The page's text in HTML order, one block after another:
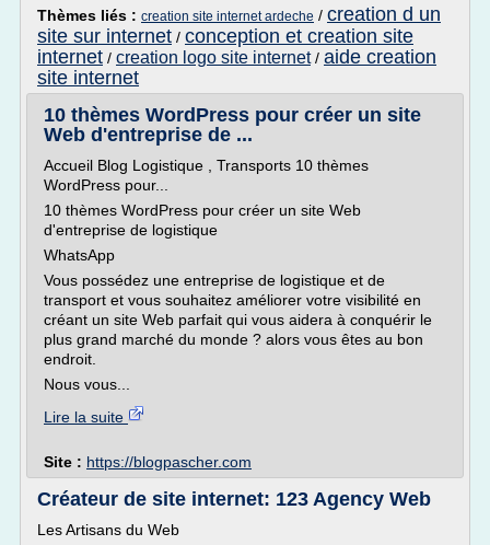
Thèmes liés : creation site internet ardeche / creation d un
site sur internet / conception et creation site
internet / creation logo site internet/ aide creation
site internet
10 thèmes WordPress pour créer un site
Web d'entreprise de ...
Accueil Blog Logistique , Transports 10 thèmes
WordPress pour...
10 thèmes WordPress pour créer un site Web
d'entreprise de logistique
WhatsApp
Vous possédez une entreprise de logistique et de
transport et vous souhaitez améliorer votre visibilité en
créant un site Web parfait qui vous aidera à conquérir le
plus grand marché du monde ? alors vous êtes au bon
endroit.
Nous vous...
Lire la suite
Site : https://blogpascher.com
Créateur de site internet: 123 Agency Web
Les Artisans du Web